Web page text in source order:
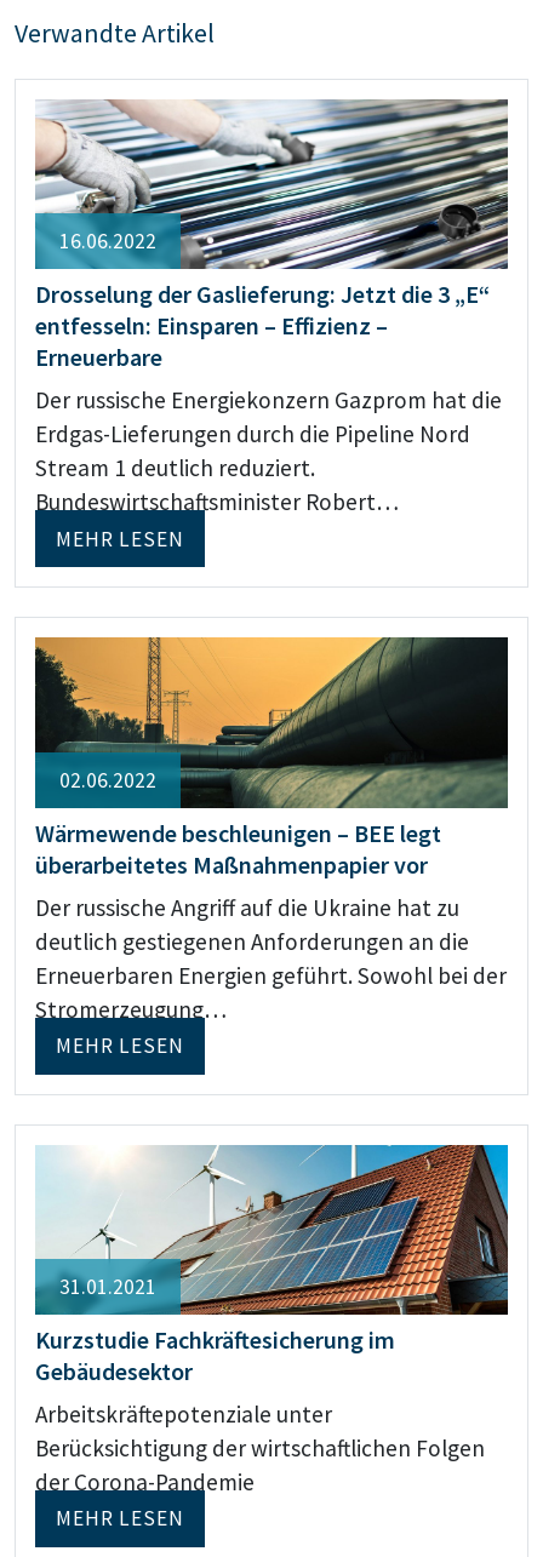
Verwandte Artikel
16.06.2022
Drosselung der Gaslieferung: Jetzt die 3 „E“
entfesseln: Einsparen – Effizienz –
Erneuerbare
Der russische Energiekonzern Gazprom hat die
Erdgas-Lieferungen durch die Pipeline Nord
Stream 1 deutlich reduziert.
Bundeswirtschaftsminister Robert…
MEHR LESEN
02.06.2022
Wärmewende beschleunigen – BEE legt
überarbeitetes Maßnahmenpapier vor
Der russische Angriff auf die Ukraine hat zu
deutlich gestiegenen Anforderungen an die
Erneuerbaren Energien geführt. Sowohl bei der
Stromerzeugung…
MEHR LESEN
31.01.2021
Kurzstudie Fachkräftesicherung im
Gebäudesektor
Arbeitskräftepotenziale unter
Berücksichtigung der wirtschaftlichen Folgen
der Corona-Pandemie
MEHR LESEN